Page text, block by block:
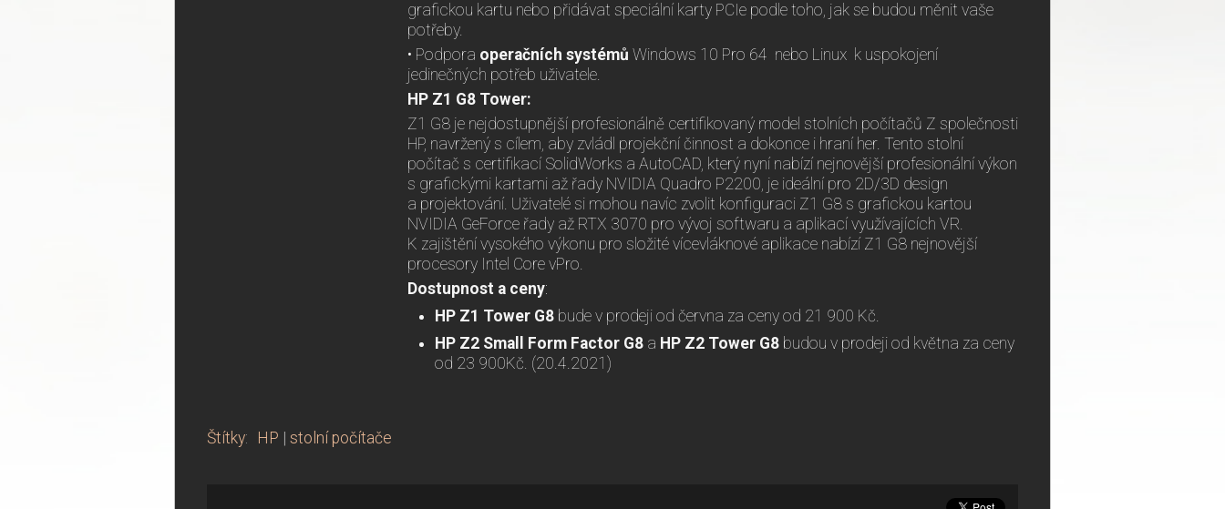
grafickou kartu nebo přidávat speciální karty PCIe podle toho, jak se budou měnit vaše
potřeby.
• Podpora operačních systémů Windows 10 Pro 64 nebo Linux k uspokojení
jedinečných potřeb uživatele.
HP Z1 G8 Tower:
Z1 G8 je nejdostupnější profesionálně certifikovaný model stolních počítačů Z společnosti
HP, navržený s cílem, aby zvládl projekční činnost a dokonce i hraní her. Tento stolní
počítač s certifikací SolidWorks a AutoCAD, který nyní nabízí nejnovější profesionální výkon
s grafickými kartami až řady NVIDIA Quadro P2200, je ideální pro 2D/3D design
a projektování. Uživatelé si mohou navíc zvolit konfiguraci Z1 G8 s grafickou kartou
NVIDIA GeForce řady až RTX 3070 pro vývoj softwaru a aplikací využívajících VR.
K zajištění vysokého výkonu pro složité vícevláknové aplikace nabízí Z1 G8 nejnovější
procesory Intel Core vPro.
Dostupnost a ceny:
HP Z1 Tower G8 bude v prodeji od června za ceny od 21 900 Kč.
HP Z2 Small Form Factor G8 a HP Z2 Tower G8 budou v prodeji od května za ceny
od 23 900Kč. (20.4.2021)
Štítky: HP stolní počítače